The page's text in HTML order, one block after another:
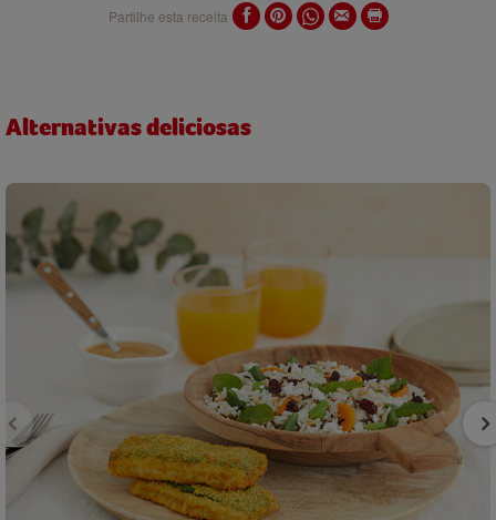
Partilhe esta receita
Alternativas deliciosas